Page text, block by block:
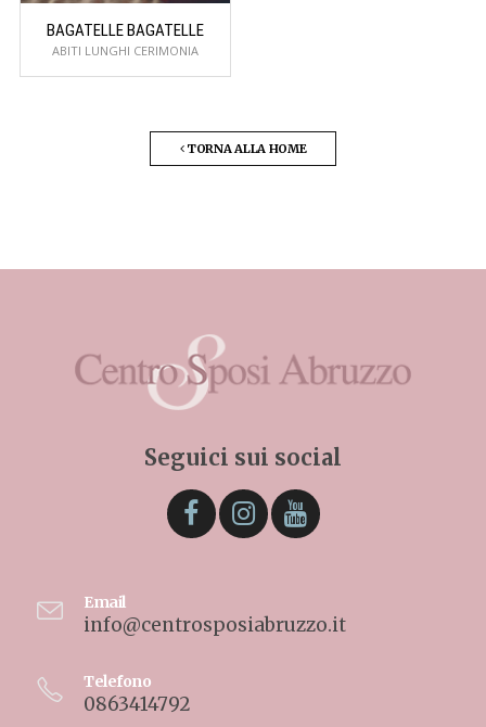
BAGATELLE BAGATELLE
ABITI LUNGHI CERIMONIA
TORNA ALLA HOME
Seguici sui social
Email
info@centrosposiabruzzo.it
Telefono
0863414792